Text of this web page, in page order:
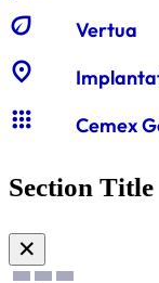
eco Vertua
location_on
apps Cemex
Section Title
✕